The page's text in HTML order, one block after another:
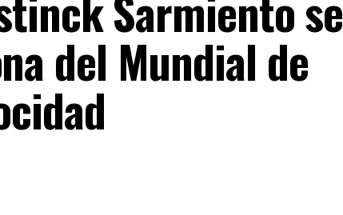
del Mundial de